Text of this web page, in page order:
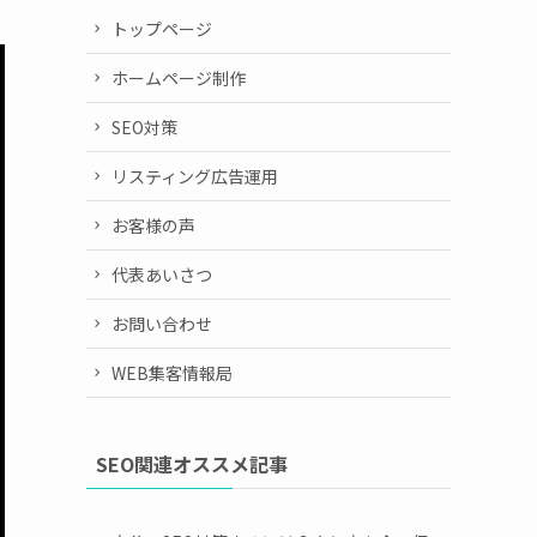
トップページ
ホームページ制作
SEO対策
リスティング広告運用
お客様の声
代表あいさつ
お問い合わせ
WEB集客情報局
SEO関連オススメ記事